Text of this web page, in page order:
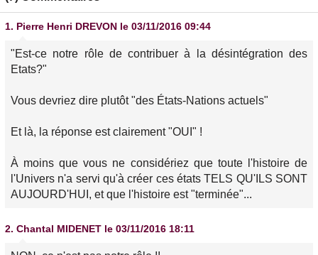
1. Pierre Henri DREVON le 03/11/2016 09:44
"Est-ce notre rôle de contribuer à la désintégration des
Etats?"
Vous devriez dire plutôt "des États-Nations actuels"
Et là, la réponse est clairement "OUI" !
À moins que vous ne considériez que toute l'histoire de
l'Univers n'a servi qu'à créer ces états TELS QU'ILS SONT
AUJOURD'HUI, et que l'histoire est "terminée"...
2. Chantal MIDENET le 03/11/2016 18:11